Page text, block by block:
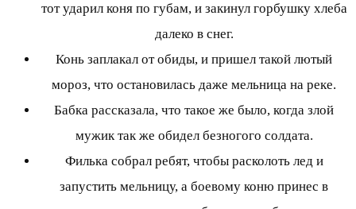
тот ударил коня по губам, и закинул горбушку хлеба
далеко в снег.
Конь заплакал от обиды, и пришел такой лютый
мороз, что остановилась даже мельница на реке.
Бабка рассказала, что такое же было, когда злой
мужик так же обидел безногого солдата.
Филька собрал ребят, чтобы расколоть лед и
запустить мельницу, а боевому коню принес в